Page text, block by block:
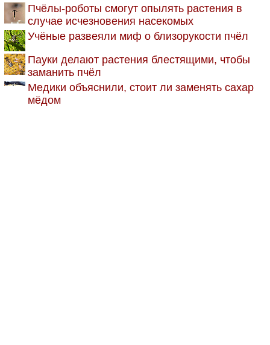
Пчёлы-роботы смогут опылять растения в
случае исчезновения насекомых
Учёные развеяли миф о близорукости пчёл
Пауки делают растения блестящими, чтобы
заманить пчёл
Медики объяснили, стоит ли заменять сахар
мёдом